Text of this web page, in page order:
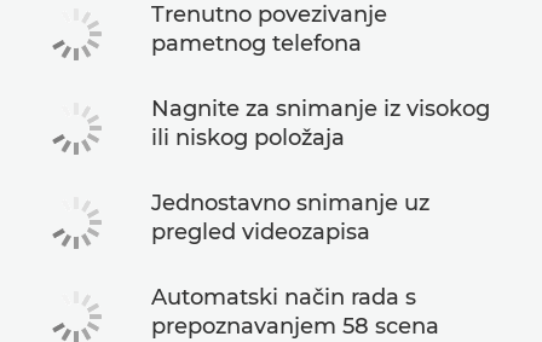
Trenutno povezivanje
pametnog telefona
Nagnite za snimanje iz visokog
ili niskog položaja
Jednostavno snimanje uz
pregled videozapisa
Automatski način rada s
prepoznavanjem 58 scena